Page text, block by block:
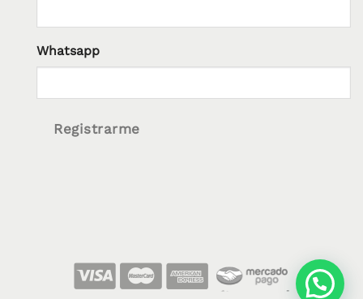
Whatsapp
Registrarme